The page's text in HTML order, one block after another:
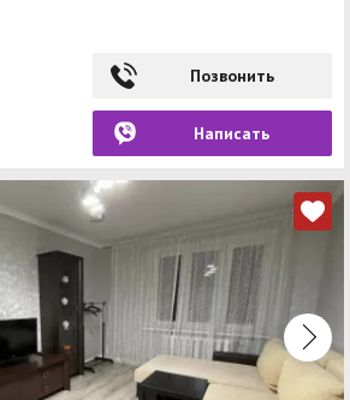
Позвонить
Написать